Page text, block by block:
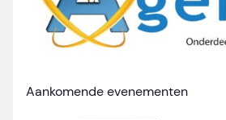
Aankomende evenementen